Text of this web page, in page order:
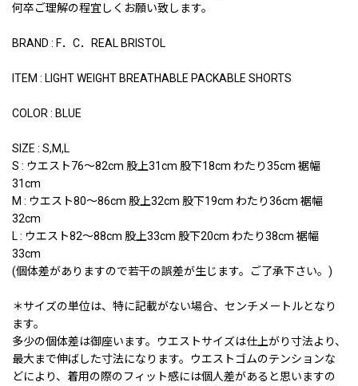
何卒ご理解の程宜しくお願い致します。
BRAND : F．C．REAL BRISTOL
ITEM : LIGHT WEIGHT BREATHABLE PACKABLE SHORTS
COLOR : BLUE
SIZE : S,M,L
S : ウエスト76〜82cm 股上31cm 股下18cm わたり35cm 裾幅
31cm
M : ウエスト80〜86cm 股上32cm 股下19cm わたり36cm 裾幅
32cm
L : ウエスト82〜88cm 股上33cm 股下20cm わたり38cm 裾幅
33cm
(個体差がありますので若干の誤差が生じます。ご了承下さい。)
＊サイズの単位は、特に記載がない場合、センチメートルとなり
ます。
多少の個体差は御座います。ウエストサイズは仕上がり寸法より、
最大まで伸ばした寸法になります。ウエストゴムのテンションな
どにより、着用の際のフィット感には個人差があると思いますの